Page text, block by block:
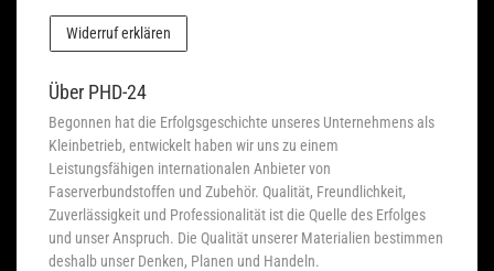
Widerruf erklären
Über PHD-24
Begonnen hat die Erfolgsgeschichte unseres Unternehmens als
Kleinbetrieb, entwickelt haben wir uns zu einem
Leistungsfähigen internationalen Anbieter von
Faserverbundstoffen und Zubehör. Qualität, Freundlichkeit,
Zuverlässigkeit und Professionalität ist die Quelle des Erfolges
und unser Anspruch. Die Qualität unserer Materialien bestimmen
deshalb unser Denken, Planen und Handeln.